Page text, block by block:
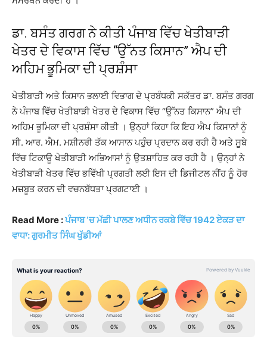
ਡਾ. ਬਸੰਤ ਗਰਗ ਨੇ ਕੀਤੀ ਪੰਜਾਬ ਵਿੱਚ ਖੇਤੀਬਾੜੀ
ਖੇਤਰ ਦੇ ਵਿਕਾਸ ਵਿੱਚ “ਉੱਨਤ ਕਿਸਾਨ” ਐਪ ਦੀ
ਅਹਿਮ ਭੂਮਿਕਾ ਦੀ ਪ੍ਰਸ਼ੰਸਾ
ਖੇਤੀਬਾੜੀ ਅਤੇ ਕਿਸਾਨ ਭਲਾਈ ਵਿਭਾਗ ਦੇ ਪ੍ਰਬੰਧਕੀ ਸਕੱਤਰ ਡਾ. ਬਸੰਤ ਗਰਗ
ਨੇ ਪੰਜਾਬ ਵਿੱਚ ਖੇਤੀਬਾੜੀ ਖੇਤਰ ਦੇ ਵਿਕਾਸ ਵਿੱਚ “ਉੱਨਤ ਕਿਸਾਨ” ਐਪ ਦੀ
ਅਹਿਮ ਭੂਮਿਕਾ ਦੀ ਪ੍ਰਸ਼ੰਸਾ ਕੀਤੀ । ਉਨ੍ਹਾਂ ਕਿਹਾ ਕਿ ਇਹ ਐਪ ਕਿਸਾਨਾਂ ਨੂੰ
ਸੀ. ਆਰ. ਐਮ. ਮਸ਼ੀਨਰੀ ਤੱਕ ਆਸਾਨ ਪਹੁੰਚ ਪ੍ਰਦਾਨ ਕਰ ਰਹੀ ਹੈ ਅਤੇ ਸੂਬੇ
ਵਿੱਚ ਟਿਕਾਊ ਖੇਤੀਬਾੜੀ ਅਭਿਆਸਾਂ ਨੂੰ ਉਤਸ਼ਾਹਿਤ ਕਰ ਰਹੀ ਹੈ । ਉਨ੍ਹਾਂ ਨੇ
ਖੇਤੀਬਾੜੀ ਖੇਤਰ ਵਿੱਚ ਭਵਿੱਖੀ ਪ੍ਰਗਤੀ ਲਈ ਇਸ ਦੀ ਡਿਜੀਟਲ ਨੀਂਹ ਨੂੰ ਹੋਰ
ਮਜ਼ਬੂਤ ਕਰਨ ਦੀ ਵਚਨਬੱਧਤਾ ਪ੍ਰਗਟਾਈ ।
Read More :ਪੰਜਾਬ ‘ਚ ਮੱਛੀ ਪਾਲਣ ਅਧੀਨ ਰਕਬੇ ਵਿੱਚ 1942 ਏਕੜ ਦਾ
ਵਾਧਾ: ਗੁਰਮੀਤ ਸਿੰਘ ਖੁੱਡੀਆਂ